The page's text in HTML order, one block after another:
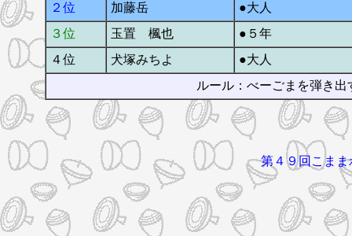
２位
加藤岳
●大人
３位
玉置 楓也
●５年
４位
犬塚みちよ
●大人
ルール：べーごまを弾き
第４９回こま